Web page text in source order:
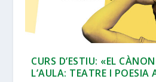
CURS D’ESTIU: «EL
L’AULA: TEATRE I POESIA